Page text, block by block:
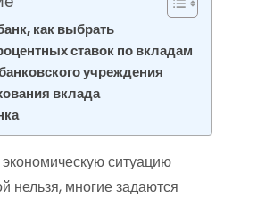
как выбрать
ставок по вкладам
учреждения
вклада
ситуацию
нельзя, многие задаются